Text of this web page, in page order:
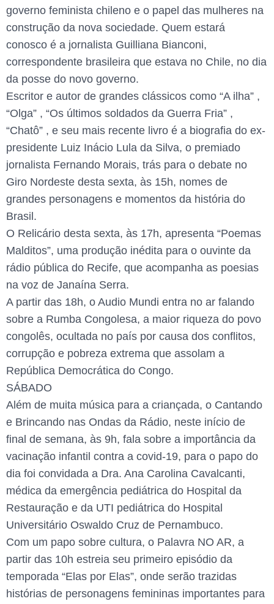
governo feminista chileno e o papel das mulheres na
construção da nova sociedade. Quem estará
conosco é a jornalista Guilliana Bianconi,
correspondente brasileira que estava no Chile, no dia
da posse do novo governo.
Escritor e autor de grandes clássicos como “A ilha” ,
“Olga” , “Os últimos soldados da Guerra Fria” ,
“Chatô” , e seu mais recente livro é a biografia do ex-
presidente Luiz Inácio Lula da Silva, o premiado
jornalista Fernando Morais, trás para o debate no
Giro Nordeste desta sexta, às 15h, nomes de
grandes personagens e momentos da história do
Brasil.
O Relicário desta sexta, às 17h, apresenta “Poemas
Malditos”, uma produção inédita para o ouvinte da
rádio pública do Recife, que acompanha as poesias
na voz de Janaína Serra.
A partir das 18h, o Audio Mundi entra no ar falando
sobre a Rumba Congolesa, a maior riqueza do povo
congolês, ocultada no país por causa dos conflitos,
corrupção e pobreza extrema que assolam a
República Democrática do Congo.
SÁBADO
Além de muita música para a criançada, o Cantando
e Brincando nas Ondas da Rádio, neste início de
final de semana, às 9h, fala sobre a importância da
vacinação infantil contra a covid-19, para o papo do
dia foi convidada a Dra. Ana Carolina Cavalcanti,
médica da emergência pediátrica do Hospital da
Restauração e da UTI pediátrica do Hospital
Universitário Oswaldo Cruz de Pernambuco.
Com um papo sobre cultura, o Palavra NO AR, a
partir das 10h estreia seu primeiro episódio da
temporada “Elas por Elas”, onde serão trazidas
histórias de personagens femininas importantes para